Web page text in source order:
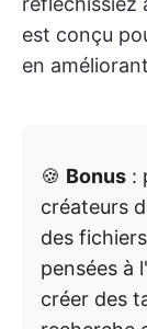
est conçu
en
🍪 Bonus :
créateurs
des
pensées à
créer des